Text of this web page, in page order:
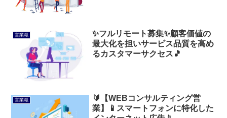
営業職
✨️フルリモート募集✨️顧客価値の
最大化を担いサービス品質を高め
るカスタマーサクセス🎵
営業職
🔰【WEBコンサルティング営
業】📱スマートフォンに特化した